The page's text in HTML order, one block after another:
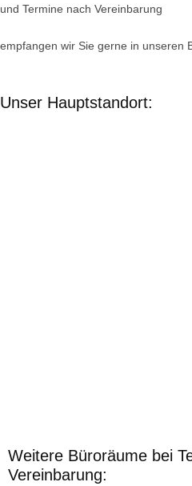
und Termine nach Vereinbarung
empfangen wir Sie gerne in unseren
Unser Hauptstandort:
Weitere Büroräume bei
Vereinbarung: